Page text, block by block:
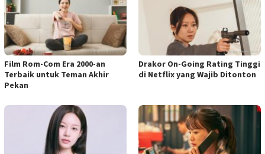
Film Rom-Com Era 2000-an
Terbaik untuk Teman Akhir
Pekan
Drakor On-Going Rating Tinggi
di Netflix yang Wajib Ditonton